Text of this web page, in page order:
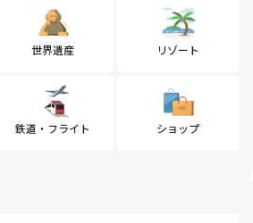
世界遺産 リゾート
鉄道・フライト ショップ